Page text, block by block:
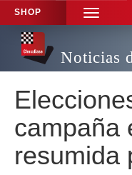
SHOP
TOGGLE
Noticias
campaña
resumida